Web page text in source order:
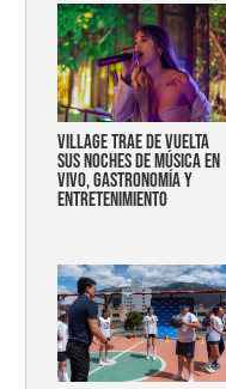
Village trae de vuelta
sus noches de música en
vivo, gastronomía y
entretenimiento